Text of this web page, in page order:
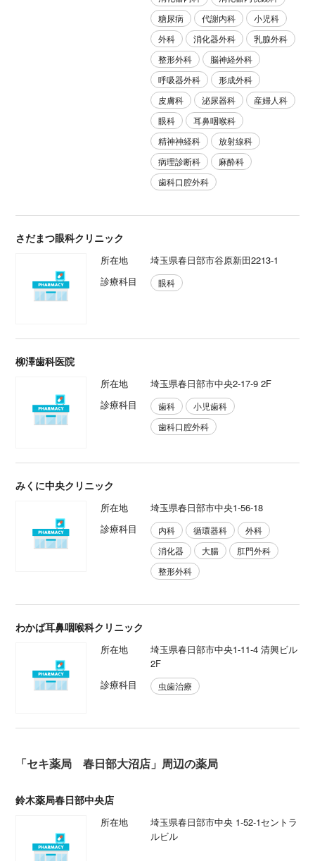
糖尿病
代謝内科
小児科
外科
消化器外科
乳腺外科
整形外科
脳神経外科
呼吸器外科
形成外科
皮膚科
泌尿器科
産婦人科
眼科
耳鼻咽喉科
精神神経科
放射線科
病理診断科
麻酔科
歯科口腔外科
さだまつ眼科クリニック
所在地
埼玉県春日部市谷原新田2213-1
診療科目
眼科
柳澤歯科医院
所在地
埼玉県春日部市中央2-17-9 2F
診療科目
歯科
小児歯科
歯科口腔外科
みくに中央クリニック
所在地
埼玉県春日部市中央1-56-18
診療科目
内科 循環器科
外科
消化器
大腸
肛門外科
整形外科
わかば耳鼻咽喉科クリニック
所在地
埼玉県春日部市中央1-11-4 清興ビル
2F
診療科目
虫歯治療
「セキ薬局 春日部大沼店」周辺の薬局
鈴木薬局春日部中央店
所在地
埼玉県春日部市中央 1-52-1セントラ
ルビル